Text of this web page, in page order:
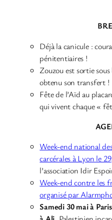
Déjà la canicule :
pénitentiaires !
Zouzou est sortie
obtenu son transfert !
Fête de l’Aïd au
qui vivent chaque «
Week-end national
carcérales à Lyon le
l’association Idir
Week-end contre les
organisé par
Samedi 30 mai à